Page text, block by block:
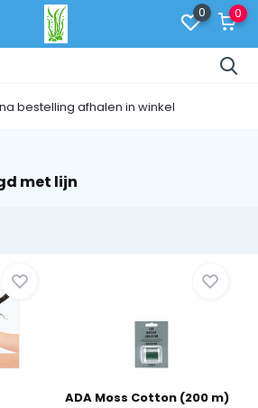
0 0
bestelling afhalen in winkel
met lijn
ADA Moss Cotton (200 m)